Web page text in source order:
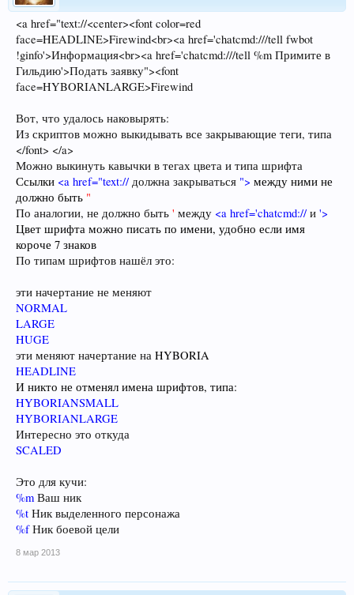
<a href="text://<center><font color=red
face=HEADLINE>Firewind<br><a href='chatcmd:///tell fwbot
!ginfo'>Информация<br><a href='chatcmd:///tell %m Примите в
Гильдию'>Подать заявку"><font
face=HYBORIANLARGE>Firewind
Вот, что удалось наковырять:
Из скриптов можно выкидывать все закрывающие теги, типа
</font> </a>
Можно выкинуть кавычки в тегах цвета и типа шрифта
Ссылки <a href="text:// должна закрываться "> между ними не
должно быть "
По аналогии, не должно быть ' между <a href='chatcmd:// и '>
Цвет шрифта можно писать по имени, удобно если имя
короче 7 знаков
По типам шрифтов нашёл это:
эти начертание не меняют
NORMAL
LARGE
HUGE
эти меняют начертание на HYBORIA
HEADLINE
И никто не отменял имена шрифтов, типа:
HYBORIANSMALL
HYBORIANLARGE
Интересно это откуда
SCALED
Это для кучи:
%m Ваш ник
%t Ник выделенного персонажа
%fНик боевой цели
8 мар 2013